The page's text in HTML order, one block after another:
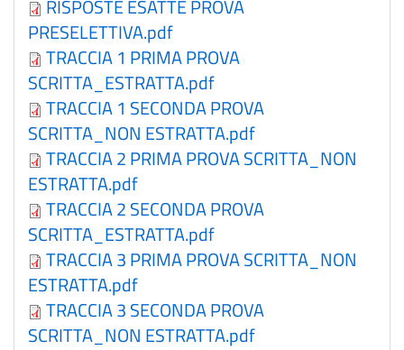
RISPOSTE ESATTE PROVA
PRESELETTIVA.pdf
TRACCIA 1 PRIMA PROVA
SCRITTA_ESTRATTA.pdf
TRACCIA 1 SECONDA PROVA
SCRITTA_NON ESTRATTA.pdf
TRACCIA 2 PRIMA PROVA SCRITTA_NON
ESTRATTA.pdf
TRACCIA 2 SECONDA PROVA
SCRITTA_ESTRATTA.pdf
TRACCIA 3 PRIMA PROVA SCRITTA_NON
ESTRATTA.pdf
TRACCIA 3 SECONDA PROVA
SCRITTA_NON ESTRATTA.pdf